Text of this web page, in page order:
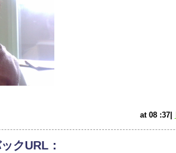
at 08 :37|
クURL：